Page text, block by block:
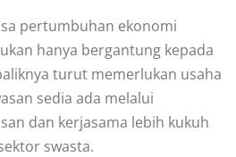
pertumbuhan ekonomi
hanya bergantung kepada
turut memerlukan usaha
sedia ada melalui
dan kerjasama lebih kukuh
swasta.